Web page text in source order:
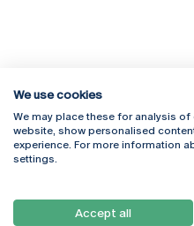
Rua Diogo Botelho 1327
4169-005 Porto
+351 226 196 240
We use cookies
We may place these for analysis
website, show personalised
experience. For more information
settings.
Accept all